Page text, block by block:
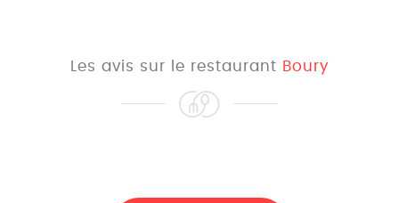
Les avis sur le restaurant Boury